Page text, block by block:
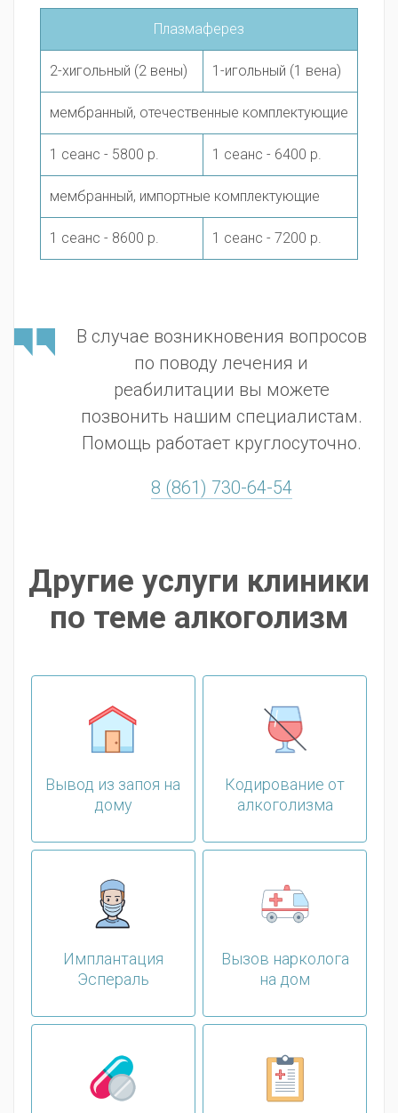
Плазмаферез
2-хигольный (2 вены) 1-игольный (1 вена)
мембранный, отечественные комплектующие
1 сеанс - 5800 р. 1 сеанс - 6400 р.
мембранный, импортные комплектующие
1 сеанс - 8600 р. 1 сеанс - 7200 р.
В случае возникновения вопросов
по поводу лечения и
реабилитации вы можете
позвонить нашим специалистам.
Помощь работает круглосуточно.
8 (861) 730-64-54
Другие услуги клиники
по теме алкоголизм
Вывод из запоя на
дому
Кодирование от
алкоголизма
Имплантация
Эспераль
Вызов нарколога
на дом